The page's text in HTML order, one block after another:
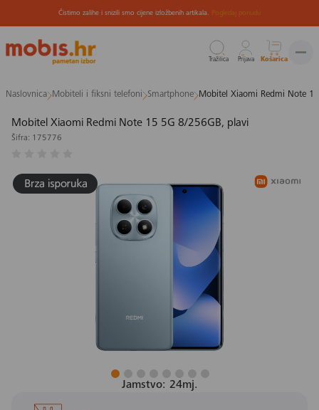
na
sadržaj
Čistimo zalihe i snizili smo cijene izložbenih artikala. Pogledaj ponudu
Tražilica Prijava Košarica
Naslovnica Mobiteli i fiksni telefoni Smartphone Mobitel Xiaomi Redmi Note
Mobitel Xiaomi Redmi Note 15 5G 8/256GB, plavi
Šifra: 175776
Jamstvo: 24mj.